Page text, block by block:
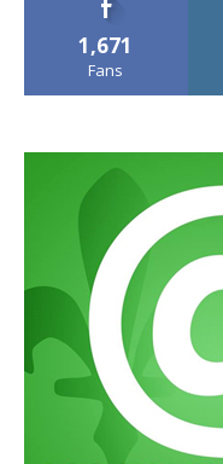
1,671
Fans